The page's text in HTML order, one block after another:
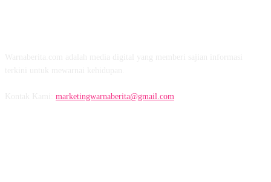
marketingwarnaberita@gmail.com